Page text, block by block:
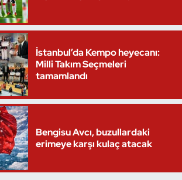
İstanbul’da Kempo heyecanı:
Milli Takım Seçmeleri
tamamlandı
Bengisu Avcı, buzullardaki
erimeye karşı kulaç atacak